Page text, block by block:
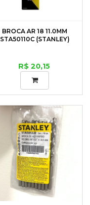
BROCA AR 18 11.0MM
STA50110C (STANLEY)
R$ 20,15